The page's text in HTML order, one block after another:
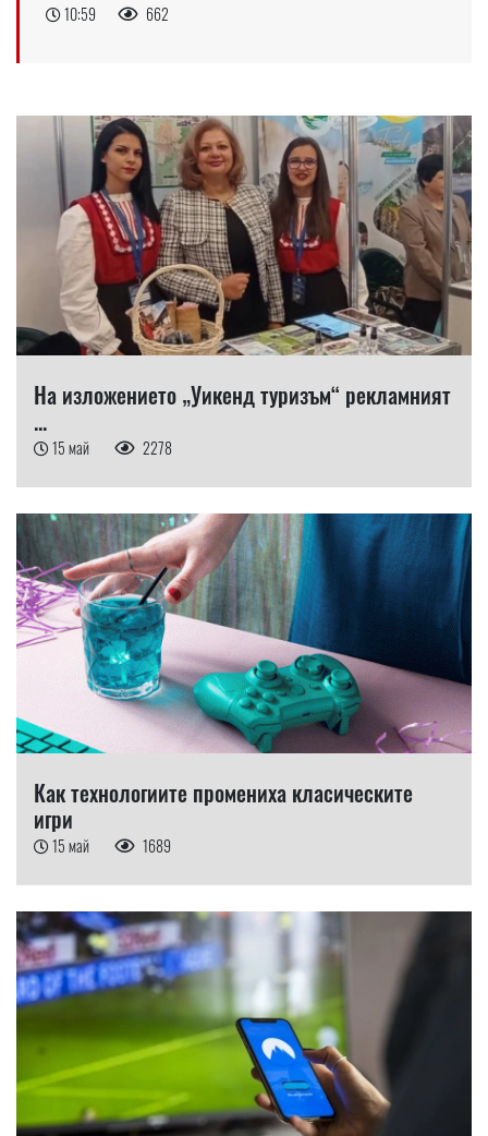
10:59 662
На изложението „Уикенд туризъм“ рекламният
...
15 май 2278
Как технологиите промениха класическите
игри
15 май 1689